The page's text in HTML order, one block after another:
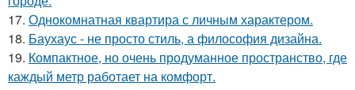
17. Однокомнатная квартира с личным характером.
18. Баухаус - не просто стиль, а философия дизайна.
19. Компактное, но очень продуманное пространство, где
каждый метр работает на комфорт.